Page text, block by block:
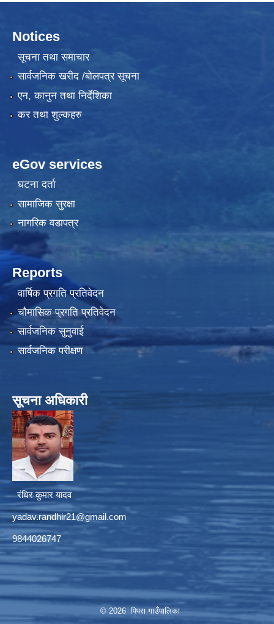
Notices
सूचना तथा समाचार
सार्वजनिक खरीद /बोलपत्र सूचना
एन, कानुन तथा निर्देशिका
कर तथा शुल्कहरु
eGov services
घटना दर्ता
सामाजिक सुरक्षा
नागरिक वडापत्र
Reports
वार्षिक प्रगति प्रतिवेदन
चौमासिक प्रगति प्रतिवेदन
सार्वजनिक सुनुवाई
सार्वजनिक परीक्षण
सूचना अधिकारी
रंधिर कुमार यादव
yadav.randhir21@gmail.com
9844026747
© 2026 पिपरा गाउँपालिका